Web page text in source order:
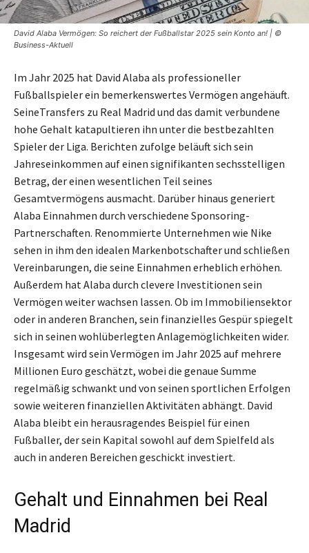
David Alaba Vermögen: So reichert der Fußballstar 2025 sein Konto an! | ©
Business-Aktuell
Im Jahr 2025 hat David Alaba als professioneller
Fußballspieler ein bemerkenswertes Vermögen angehäuft.
SeineTransfers zu Real Madrid und das damit verbundene
hohe Gehalt katapultieren ihn unter die bestbezahlten
Spieler der Liga. Berichten zufolge beläuft sich sein
Jahreseinkommen auf einen signifikanten sechsstelligen
Betrag, der einen wesentlichen Teil seines
Gesamtvermögens ausmacht. Darüber hinaus generiert
Alaba Einnahmen durch verschiedene Sponsoring-
Partnerschaften. Renommierte Unternehmen wie Nike
sehen in ihm den idealen Markenbotschafter und schließen
Vereinbarungen, die seine Einnahmen erheblich erhöhen.
Außerdem hat Alaba durch clevere Investitionen sein
Vermögen weiter wachsen lassen. Ob im Immobiliensektor
oder in anderen Branchen, sein finanzielles Gespür spiegelt
sich in seinen wohlüberlegten Anlagemöglichkeiten wider.
Insgesamt wird sein Vermögen im Jahr 2025 auf mehrere
Millionen Euro geschätzt, wobei die genaue Summe
regelmäßig schwankt und von seinen sportlichen Erfolgen
sowie weiteren finanziellen Aktivitäten abhängt. David
Alaba bleibt ein herausragendes Beispiel für einen
Fußballer, der sein Kapital sowohl auf dem Spielfeld als
auch in anderen Bereichen geschickt investiert.
Gehalt und Einnahmen bei Real
Madrid